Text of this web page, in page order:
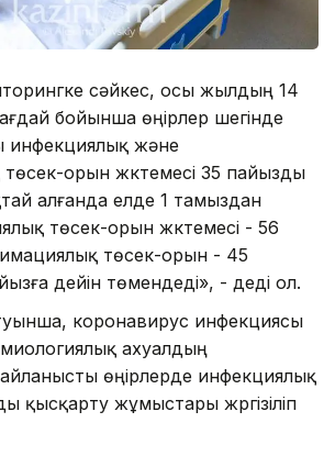
сәйкес, осы жылдың 14
бойынша өңірлер шегінде
инфекциялық және
орын жүктемесі 35 пайызды
алғанда елде 1 тамыздан
төсек-орын жүктемесі - 56
төсек-орын - 45
дейін төмендеді», - деді ол.
коронавирус инфекциясы
ахуалдың
өңірлерде инфекциялық
қысқарту жұмыстары жүргізіліп